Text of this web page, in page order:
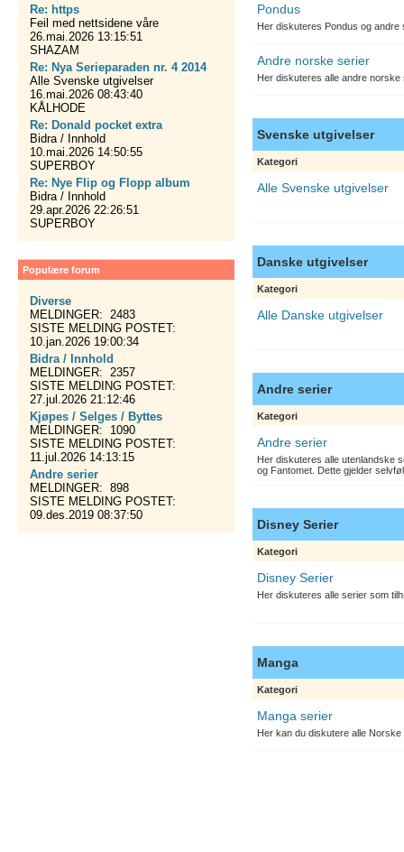
Re: https
Feil med nettsidene våre
26.mai.2026 13:15:51
SHAZAM
Re: Nya Serieparaden nr. 4 2014
Alle Svenske utgivelser
16.mai.2026 08:43:40
KÅLHODE
Re: Donald pocket extra
Bidra / Innhold
10.mai.2026 14:50:55
SUPERBOY
Re: Nye Flip og Flopp album
Bidra / Innhold
29.apr.2026 22:26:51
SUPERBOY
Populære forum
Diverse
MELDINGER: 2483
SISTE MELDING POSTET:
10.jan.2026 19:00:34
Bidra / Innhold
MELDINGER: 2357
SISTE MELDING POSTET:
27.jul.2026 21:12:46
Kjøpes / Selges / Byttes
MELDINGER: 1090
SISTE MELDING POSTET:
11.jul.2026 14:13:15
Andre serier
MELDINGER: 898
SISTE MELDING POSTET:
09.des.2019 08:37:50
Pondus
Her diskuteres Pondus og
Andre norske serier
Her diskuteres alle andre
Svenske utgivelser
Kategori
Alle Svenske utgivelser
Danske utgivelser
Kategori
Alle Danske utgivelser
Andre serier
Kategori
Andre serier
Her diskuteres alle utenlandske
og Fantomet. Dette gjelder
Disney Serier
Kategori
Disney Serier
Her diskuteres alle serier som
Manga
Kategori
Manga serier
Her kan du diskutere alle Norske